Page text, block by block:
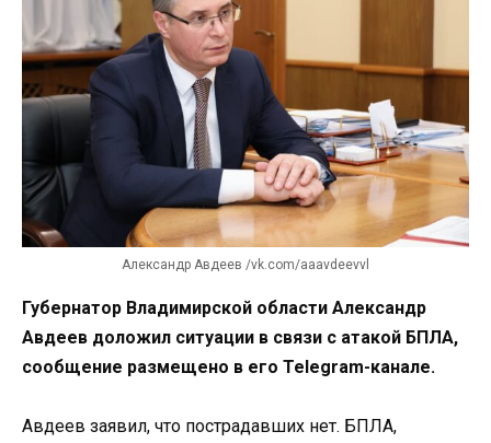
Александр Авдеев /vk.com/aaavdeevvl
Губернатор Владимирской области Александр
Авдеев доложил ситуации в связи с атакой БПЛА,
сообщение размещено в его Telegram-канале.
Авдеев заявил, что пострадавших нет. БПЛА,